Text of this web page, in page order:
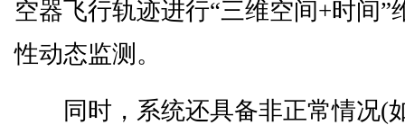
空器飞行轨迹进行“三维空间+时间”
性动态监测。
同时，系统还具备非正常情况(